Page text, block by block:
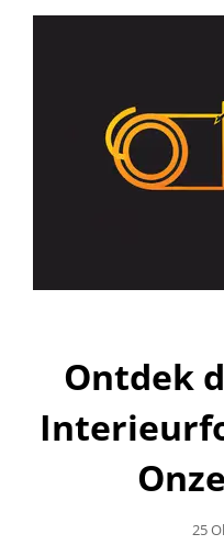
Ontdek
25